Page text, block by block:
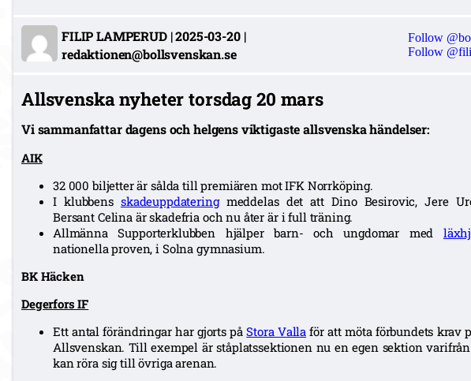
FILIP LAMPERUD|2025-03-20|
redaktionen@bollsvenskan.se
Follow
Follow
Allsvenska nyheter torsdag 20 mars
Vi sammanfattar dagens och helgens viktigaste allsvenska händelser:
AIK
32 000 biljetter är sålda till premiären mot IFK Norrköping.
I klubbens skadeuppdateringmeddelas det att Dino Besirovic, Jere
Bersant Celina är skadefria och nu åter är i full träning.
Allmänna Supporterklubben hjälper barn- och ungdomar med
nationella proven, i Solna gymnasium.
BK Häcken
Degerfors IF
Ett antal förändringar har gjorts påStora Valla för att möta förbundets krav
Allsvenskan. Till exempel är ståplatssektionen nu en egen sektion
kan röra sig till övriga arenan.